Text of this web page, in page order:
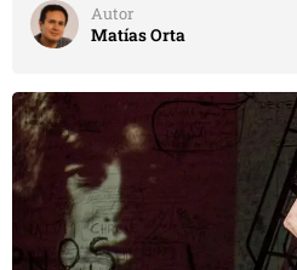
Autor
Matías Orta